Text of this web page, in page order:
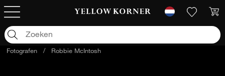
Fotografen / Robbie McIntosh